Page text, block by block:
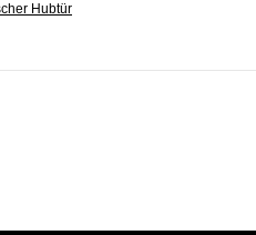
Hubtür